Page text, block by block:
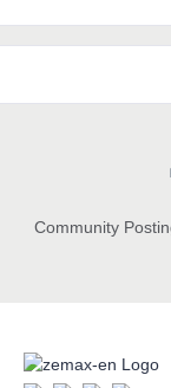
Community